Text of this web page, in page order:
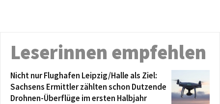
Leserinnen empfehlen
Nicht nur Flughafen Leipzig/Halle als Ziel:
Sachsens Ermittler zählten schon Dutzende
Drohnen-Überflüge im ersten Halbjahr